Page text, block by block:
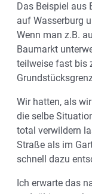
Das Beispiel aus
auf Wasserburg
Wenn man z.B.
Baumarkt
teilweise fast bis
Wir hatten, als
die selbe
total verwildern
Straße als im
schnell dazu
Ich erwarte das